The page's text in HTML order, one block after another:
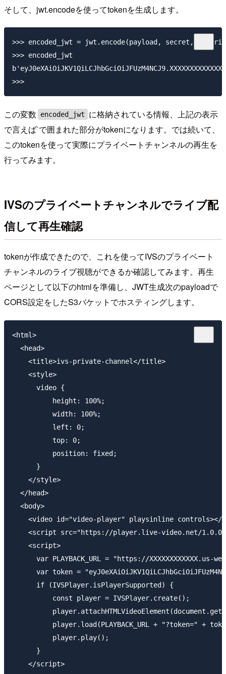
そして、jwt.encodeを使ってtokenを生成します。
>>> encoded_jwt = jwt.encode(payload, secret,
>>> encoded_jwt
この変数 encoded_jwt
に格納されている情報、上記の表示
で言えば`で囲まれた部分がtokenになります。では続いて、
このtokenを使って実際にプライベートチャンネルの再生を
行ってみます。
IVSのプライベートチャンネルでライブ配
信して再生確認
tokenが作成できたので、これを使ってIVSのプライベート
チャンネルのライブ視聴ができるか確認してみます。再生
ページとして以下のhtmlを準備し、JWT生成次のpayloadで
CORS設定をしたS3バケットでホスティングします。
<html>
  <head>
    <title>ivs-private-channel</title>
    <style>
      video {
          height: 100%;
          width: 100%;
          left: 0;
          top: 0;
          position: fixed;
      }
    </style>
  </head>
  <body>
<video id="video-player" playsinline controls></
<script src="https://player.live-video.net/
    <script>
var PLAYBACK_URL = "https://XXXXXXXXXXXX.us-
var token =
      if (IVSPlayer.isPlayerSupported) {
          const player = IVSPlayer.create();
player.load(PLAYBACK_URL + "?token=" +
          player.play();
      }
    </script>